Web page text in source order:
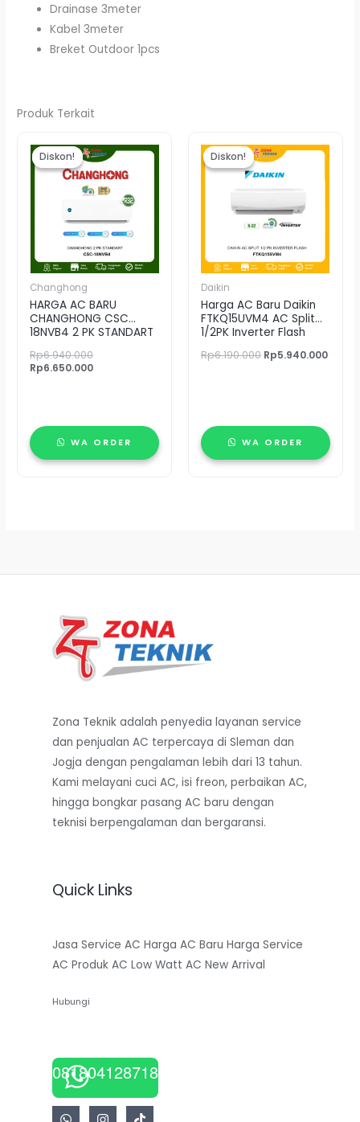
Drainase 3meter
Kabel 3meter
Breket Outdoor 1pcs
Produk Terkait
Diskon!
Diskon!
Changhong
HARGA AC BARU
CHANGHONG CSC
18NVB4 2 PK STANDART
Rp6.940.000
aslinya
adalah:
Rp6.940.000.
Rp6.650.000
saat
ini
adalah:
Rp6.650.000.
WA ORDER
Diskon!
Diskon!
Daikin
Harga AC Baru Daikin
FTKQ15UVM4 AC Split
1/2PK Inverter Flash
Rp6.190.000
aslinya
adalah:
Rp6.190.000.
Rp5.940.000
WA ORDER
Zona Teknik adalah penyedia layanan service
dan penjualan AC terpercaya di Sleman dan
Jogja dengan pengalaman lebih dari 13 tahun.
Kami melayani cuci AC, isi freon, perbaikan AC,
hingga bongkar pasang AC baru dengan
teknisi berpengalaman dan bergaransi.
Quick Links
Jasa Service AC Harga AC Baru Harga Service
AC Produk AC Low Watt AC New Arrival
Hubungi
081804128718